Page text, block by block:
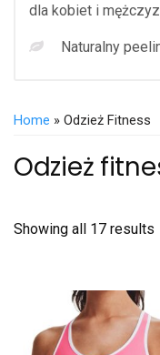
dla kobiet i
Naturalny
Home » Odzież Fitness
Odzież
Showing all 17 results